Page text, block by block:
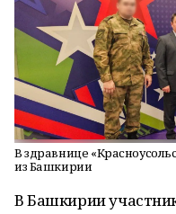
В здравнице
из Башкирии
В Башкирии